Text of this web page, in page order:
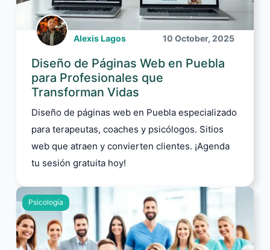
Alexis Lagos 10 October, 2025
Diseño de Páginas Web en Puebla
para Profesionales que
Transforman Vidas
Diseño de páginas web en Puebla especializado
para terapeutas, coaches y psicólogos. Sitios
web que atraen y convierten clientes. ¡Agenda
tu sesión gratuita hoy!
Psicología